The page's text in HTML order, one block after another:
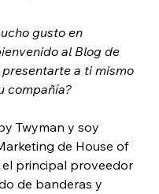
gusto en
al Blog de
presentarte a ti mismo
compañía?
Twyman y soy
de House of
el principal proveedor
de banderas y